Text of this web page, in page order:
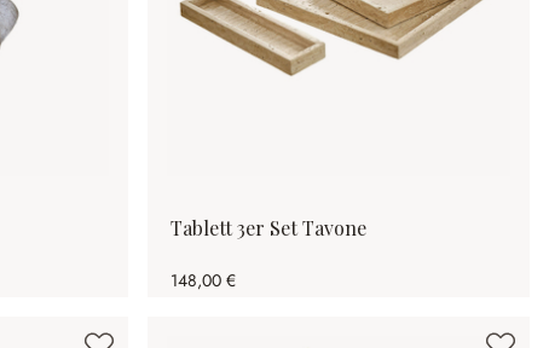
Tablett 3er Set Tavone
148,00 €